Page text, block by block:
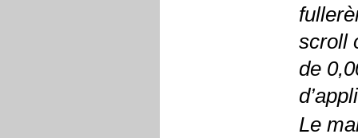
scroll
de
Le